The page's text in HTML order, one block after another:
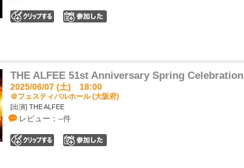
THE ALFEE 51st Anniversary Spring Celebration
2025/06/07 (土) 18:00
＠フェスティバルホール (大阪府)
[出演] THE ALFEE
レビュー：--件